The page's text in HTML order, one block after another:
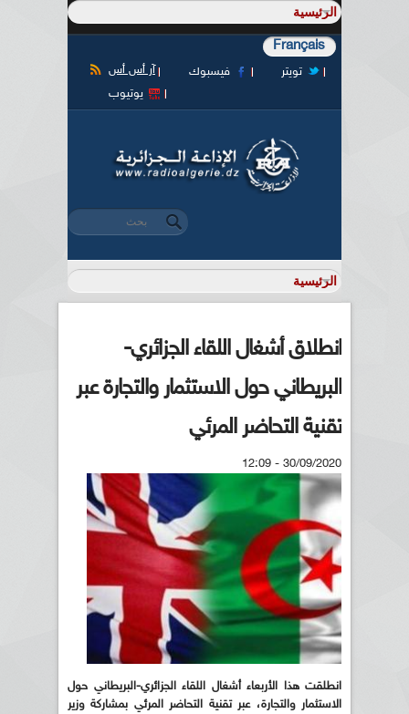
Français
آر أس أس فيسبوك
تويتر
يوتيوب
استمارة البحث
‏بحث ‏
انطلاق أشغال اللقاء الجزائري-
البريطاني حول الاستثمار والتجارة عبر
تقنية التحاضر المرئي
30/09/2020 - 12:09
انطلقت هذا الأربعاء أشغال اللقاء الجزائري-البريطاني حول
الاستثمار والتجارة، عبر تقنية التحاضر المرئي بمشاركة وزير